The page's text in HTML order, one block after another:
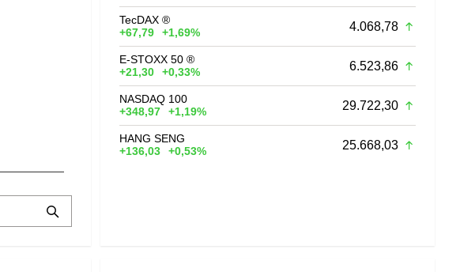
TecDAX ®
+67,79
+1,69% 4.068,78
E-STOXX 50 ®
+21,30
+0,33% 6.523,86
NASDAQ 100
+348,97
+1,19% 29.722,30
HANG SENG
+136,03
+0,53% 25.668,03